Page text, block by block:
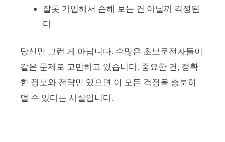
잘못 가입해서 손해 보는 건 아닐까 걱정된
다
당신만 그런 게 아닙니다. 수많은 초보운전자들이
같은 문제로 고민하고 있습니다. 중요한 건, 정확
한 정보와 전략만 있으면 이 모든 걱정을 충분히
덜 수 있다는 사실입니다.